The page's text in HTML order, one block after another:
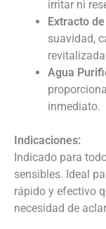
irritar ni
Extracto
suavidad,
Agua
inmediato.
Indicaciones:
Indicado para
sensibles. Ideal
rápido y efectivo
necesidad de